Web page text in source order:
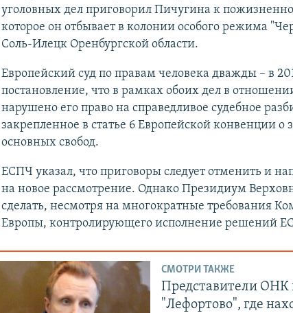
уголовных дел приговорил Пичугина к
которое он отбывает в колонии особого режима
Соль-Илецк Оренбургской области.
Европейский суд по правам человека дважды – в
постановление, что в рамках обоих дел в
нарушено его право на справедливое судебное
закрепленное в статье 6 Европейской конвенции о
основных свобод.
ЕСПЧ указал, что приговоры следует отменить и
на новое рассмотрение. Однако Президиум
сделать, несмотря на многократные требования
Европы, контролирующего исполнение решений
СМОТРИ ТАКЖЕ
Представители
"Лефортово", где